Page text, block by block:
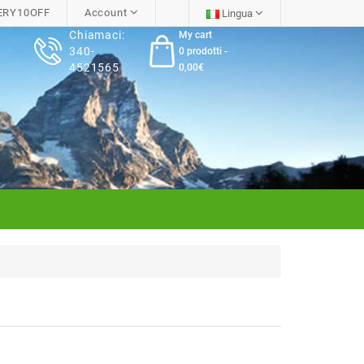
Account Lingua
Chiamaci:
340-
4521565
My cart
0 prodotti -
0,00€